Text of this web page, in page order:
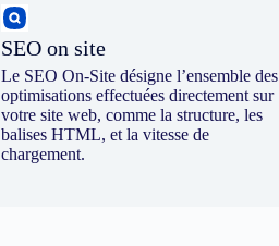
SEO on site
Le SEO On-Site désigne l’ensemble des
optimisations effectuées directement sur
votre site web, comme la structure, les
balises HTML, et la vitesse de
chargement.